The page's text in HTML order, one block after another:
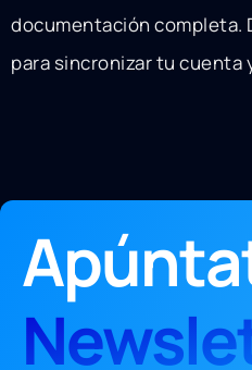
documentación completa.
para sincronizar tu cuenta